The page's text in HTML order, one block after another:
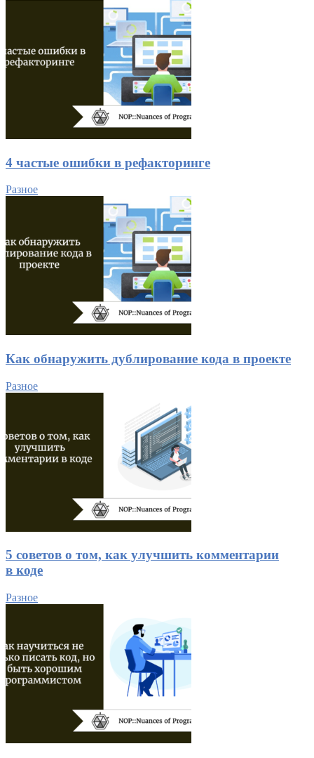
4 частые ошибки в рефакторинге
Разное
Как обнаружить дублирование кода в проекте
Разное
5 советов о том, как улучшить комментарии
в коде
Разное